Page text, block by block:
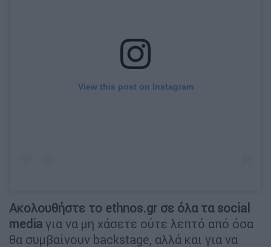
View this post on Instagram
Ακολουθήστε το ethnos.gr σε όλα τα social
media για να μη χάσετε ούτε λεπτό από όσα
θα συμβαίνουν backstage, αλλά και για να